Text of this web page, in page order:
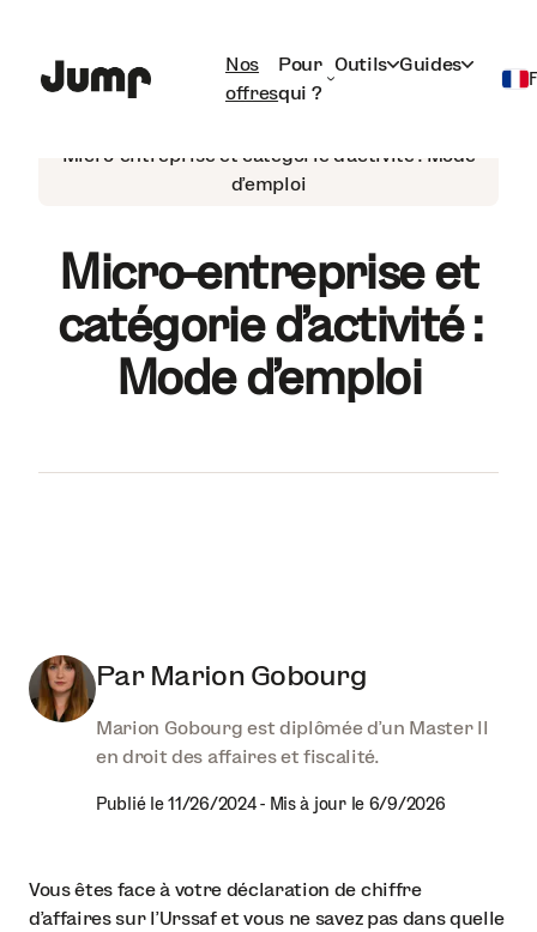
Nos
offres
Pour
qui ?
Outils Guides
Micro-entreprise et catégorie d’activité : Mode
d’emploi
Micro-entreprise et
catégorie d’activité :
Mode d’emploi
Par Marion Gobourg
Marion Gobourg est diplômée d'un Master II
en droit des affaires et fiscalité.
Publié le 11/26/2024- Mis à jour le 6/9/2026
Vous êtes face à votre déclaration de chiffre
d’affaires sur l’Urssaf et vous ne savez pas dans quelle